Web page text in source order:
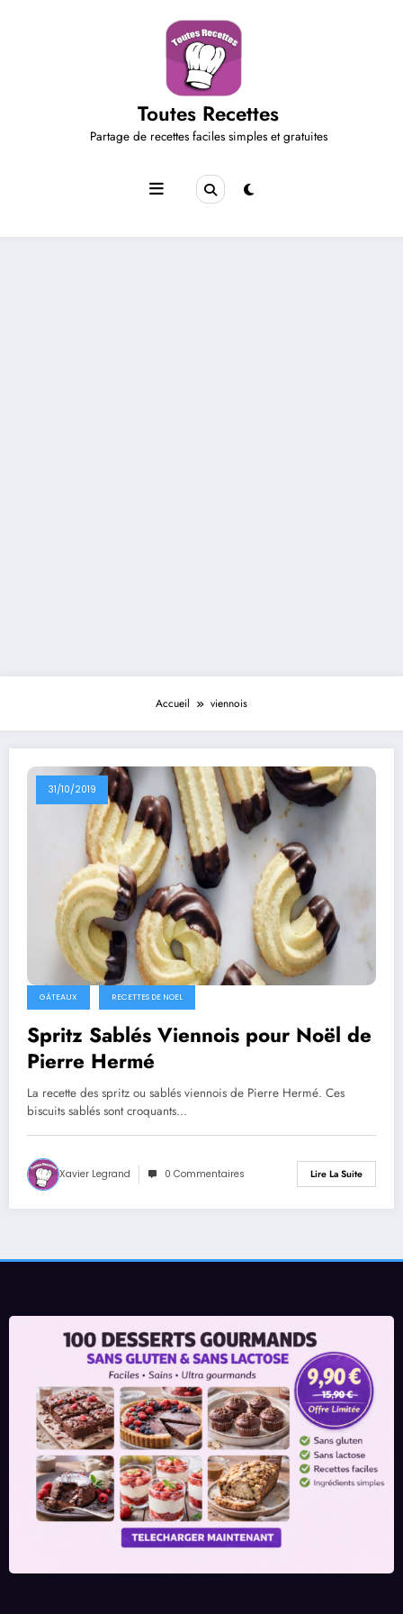
Toutes Recettes
Partage de recettes faciles simples et gratuites
Accueil viennois
31/10/2019
GÂTEAUX RECETTES DE NOEL
Spritz Sablés Viennois pour Noël de
Pierre Hermé
La recette des spritz ou sablés viennois de Pierre Hermé. Ces
biscuits sablés sont croquants…
Xavier Legrand 0 Commentaires Lire La Suite